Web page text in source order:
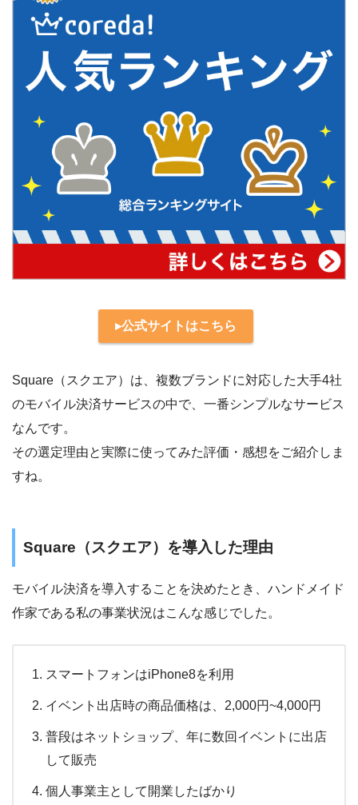
消費税率アップをモバイル決済で乗り切る！『キャッ
シュレス・消費者還元事業』の解説と大手3社の対応
▸公式サイトはこちら
Square（スクエア）は、複数ブランドに対応した大手4社
のモバイル決済サービスの中で、一番シンプルなサービス
なんです。
その選定理由と実際に使ってみた評価・感想をご紹介しま
すね。
Square（スクエア）を導入した理由
モバイル決済を導入することを決めたとき、ハンドメイド
作家である私の事業状況はこんな感じでした。
スマートフォンはiPhone8を利用
イベント出店時の商品価格は、2,000円~4,000円
普段はネットショップ、年に数回イベントに出店
して販売
個人事業主として開業したばかり